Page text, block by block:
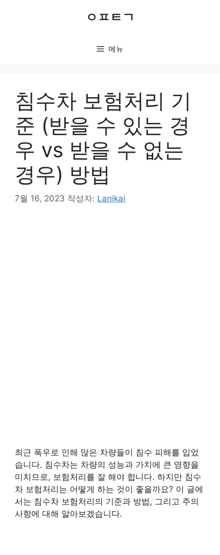
ㅇㅍㅌㄱ
메뉴
침수차 보험처리 기
준 (받을 수 있는 경
우 vs 받을 수 없는
경우) 방법
7월 16, 2023 작성자: Lanikai
최근 폭우로 인해 많은 차량들이 침수 피해를 입었
습니다. 침수차는 차량의 성능과 가치에 큰 영향을
미치므로, 보험처리를 잘 해야 합니다. 하지만 침수
차 보험처리는 어떻게 하는 것이 좋을까요? 이 글에
서는 침수차 보험처리의 기준과 방법, 그리고 주의
사항에 대해 알아보겠습니다.